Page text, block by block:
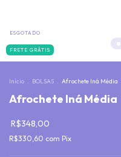
ESGOTADO
FRETE GRÁTIS
Início . BOLSAS . Afrochete Iná Média
Afrochete Iná Média
R$348,00
R$330,60 com Pix